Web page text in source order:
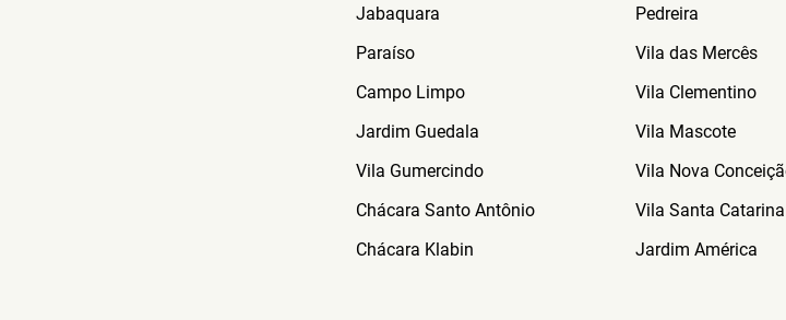
Moema
Jabaquara
Paraíso
Campo Limpo
Jardim Guedala
Vila Gumercindo
Chácara Santo Antônio
Real Parque
Pedreira
Vila das Mercês
Vila Clementino
Vila Mascote
Vila Nova Conceição
Vila Santa Catarina